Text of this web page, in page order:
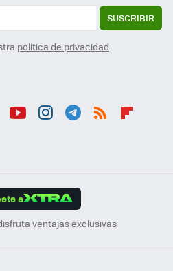
SUSCRIBIR
política de privacidad
a
ventajas exclusivas